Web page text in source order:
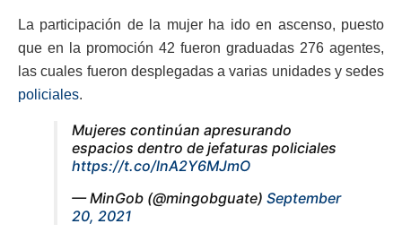
La participación de la mujer ha ido en ascenso, puesto
que en la promoción 42 fueron graduadas 276 agentes,
las cuales fueron desplegadas a varias unidades y sedes
policiales.
Mujeres continúan apresurando
espacios dentro de jefaturas policiales
https://t.co/lnA2Y6MJmO
— MinGob (@mingobguate) September
20, 2021